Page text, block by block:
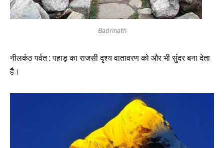
Badrinath
नीलकंठ पर्वत : पहाड़ का राजसी दृश्य वातावरण को और भी सुंदर बना देता
है।